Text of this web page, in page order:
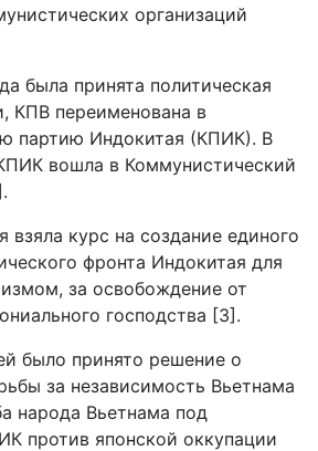
организаций
была принята политическая
КПВ переименована в
партию Индокитая (КПИК). В
вошла в Коммунистический
взяла курс на создание единого
фронта Индокитая для
за освобождение от
господства [3].
было принято решение о
за независимость Вьетнама
народа Вьетнама под
против японской оккупации